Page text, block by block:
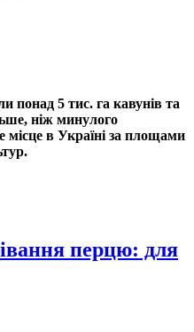
понад 5 тис. га кавунів та
ніж минулого
місце в Україні за площами
перцю: для